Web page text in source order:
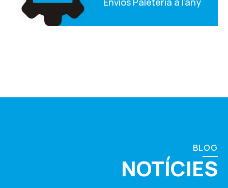
BLOG
NOTÍCIES